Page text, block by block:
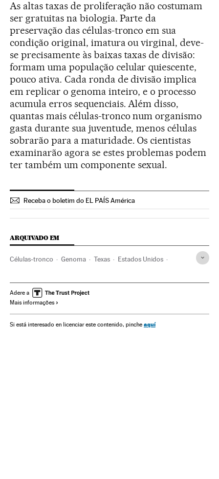
As altas taxas de proliferação não costumam
ser gratuitas na biologia. Parte da
preservação das células-tronco em sua
condição original, imatura ou virginal, deve-
se precisamente às baixas taxas de divisão:
formam uma população celular quiescente,
pouco ativa. Cada ronda de divisão implica
em replicar o genoma inteiro, e o processo
acumula erros sequenciais. Além disso,
quantas mais células-tronco num organismo
gasta durante sua juventude, menos células
sobrarão para a maturidade. Os cientistas
examinarão agora se estes problemas podem
ter também um componente sexual.
Receba o boletim do EL PAÍS América
ARQUIVADO EM
Células-tronco Genoma Texas Estados Unidos
América do Norte América
Genética Biologia Ciências naturais Ciência
Adere a
Mais informações
Si está interesado en licenciar este contenido, pinche aquí